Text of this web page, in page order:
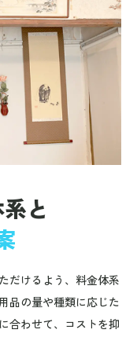
と
だけるよう、料金体系
品の量や種類に応じた
合わせて、コストを抑